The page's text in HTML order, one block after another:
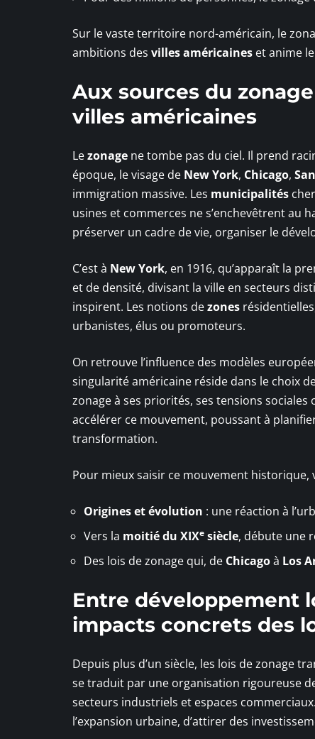
Sur le vaste territoire nord-américain, le
ambitions des villes américaines et anime
Aux sources du
villes américaines
Lezonage ne tombe pas du ciel. Il prend
époque, le visage de New York, Chicago,
immigration massive. Les municipalités
usines et commerces ne s’enchevêtrent au
préserver un cadre de vie, organiser le
C’est à New York, en 1916, qu’apparaît la
et de densité, divisant la ville en secteurs
inspirent. Les notions dezones
urbanistes, élus ou promoteurs.
On retrouve l’influence des modèles
singularité américaine réside dans le choix
zonage à ses priorités, ses tensions
accélérer ce mouvement, poussant à
transformation.
Pour mieux saisir ce mouvement historique,
Origines et évolution : une réaction à
Vers la moitié du XIXe siècle, débute une
Des lois de zonage qui, de Chicagoà Los
Entre développement
impacts concrets des
Depuis plus d’un siècle, les lois de zonage
se traduit par une organisation rigoureuse
secteurs industriels et espaces
l’expansion urbaine, d’attirer des